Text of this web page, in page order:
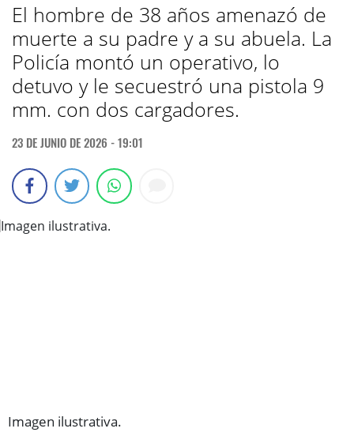
El hombre de 38 años amenazó de
muerte a su padre y a su abuela. La
Policía montó un operativo, lo
detuvo y le secuestró una pistola 9
mm. con dos cargadores.
23 DE JUNIO DE 2026 - 19:01
Imagen ilustrativa.